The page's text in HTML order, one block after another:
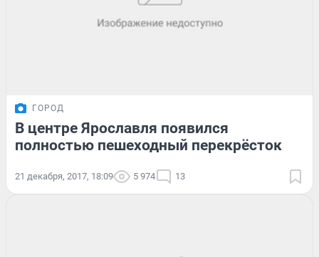
ГОРОД
В центре Ярославля появился
полностью пешеходный перекрёсток
21 декабря, 2017, 18:09 5 974 13